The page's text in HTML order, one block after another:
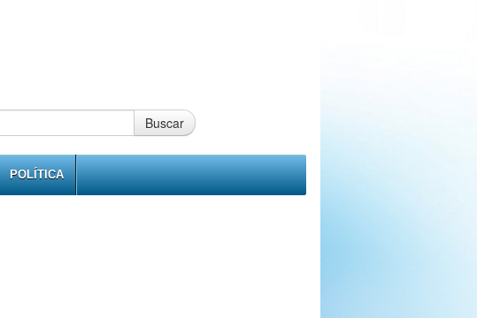
Buscar
POLÍTICA